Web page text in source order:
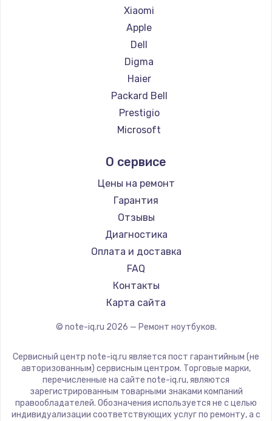
Ремонт ноутбуков Irbis
Ремонт ноутбуков Thunderobot
Ремонт ноутбуков Hasee
Ремонт ноутбуков ZTE
Ремонт ноутбуков Hiper
Ремонт ноутбуков Evga
Ремонт ноутбуков Google
Ремонт ноутбуков Echips
Ремонт ноутбуков Predator
Ремонт ноутбуков iru
Ремонт ноутбуков Machenike
Ремонт ноутбуков DEXP
Ремонт ноутбуков Teclast
Ремонт ноутбуков CHUWI
Ремонт ноутбуков Colorful
Xiaomi
Apple
Dell
Digma
Haier
Packard Bell
Prestigio
Microsoft
Aquarius
Gigabyte
Aorus
Maibenben
Getac
Epson
Philips
LG
Panasonic
ZTE
Hiper
Evga
О сервисе
Цены на ремонт
Гарантия
Отзывы
Диагностика
Оплата и доставка
FAQ
Контакты
Карта сайта
© note-iq.ru 2026 — Ремонт ноутбуков.
Сервисный центр note-iq.ru является пост гарантийным (не
авторизованным) сервисным центром. Торговые марки,
перечисленные на сайте note-iq.ru, являются
зарегистрированным товарными знаками компаний
правообладателей. Обозначения используется не с целью
индивидуализации соответствующих услуг по ремонту, а с